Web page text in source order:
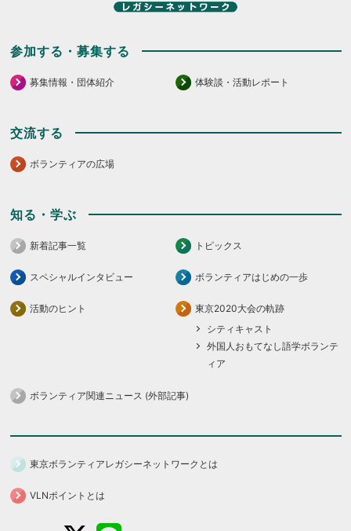
参加する・募集する
募集情報・団体紹介 体験談・活動レポート
交流する
ボランティアの広場
知る・学ぶ
新着記事一覧 トピックス
スペシャルインタビュー ボランティアはじめの一歩
活動のヒント
東京2020大会の軌跡
シティキャスト
外国人おもてなし語学ボランテ
ィア
ボランティア関連ニュース (外部記事)
東京ボランティアレガシーネットワークとは
VLNポイントとは